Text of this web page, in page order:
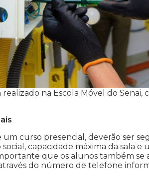
realizado na Escola Móvel do
um curso presencial, deverão ser
capacidade máxima da sala
que os alunos também se
do número de telefone